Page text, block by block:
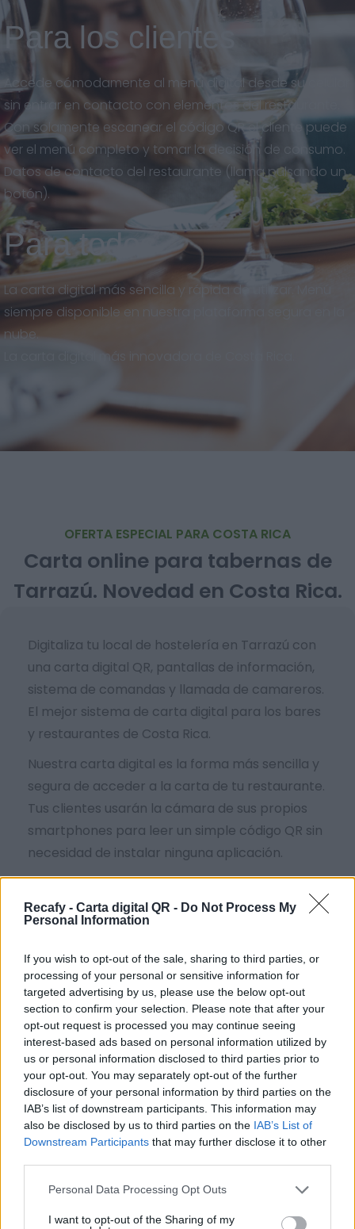
Recafy - Carta digital QR - Do Not Process My
Personal Information
If you wish to opt-out of the sale, sharing to third parties, or
processing of your personal or sensitive information for
targeted advertising by us, please use the below opt-out
section to confirm your selection. Please note that after your
opt-out request is processed you may continue seeing
interest-based ads based on personal information utilized by
us or personal information disclosed to third parties prior to
your opt-out. You may separately opt-out of the further
disclosure of your personal information by third parties on the
IAB’s list of downstream participants. This information may
also be disclosed by us to third parties on the IAB’s List of
Downstream Participants that may further disclose it to other
Please note that this website/app uses one or more Google
not limited to your visit or usage behaviour. You may click to
Personal Data Processing Opt Outs
I want to opt-out of the Sharing of my
Para los clientes
Accede cómodamente al menú digital desde su celular
sin entrar en contacto con elementos del restaurante.
Con solamente escanear el código QR el cliente puede
ver el menú completo y tomar la decisión de consumo.
Datos de contacto del restaurante (llama pulsando un
botón).
Para todos
La carta digital más sencilla y rápida de utilizar. Menú
siempre disponible en nuestra plataforma segura en la
nube.
La carta digital más innovadora de Costa Rica.
OFERTA ESPECIAL PARA COSTA RICA
Carta online para tabernas de
Tarrazú. Novedad en Costa Rica.
Digitaliza tu local de hostelería en Tarrazú con
una carta digital QR, pantallas de información,
sistema de comandas y llamada de camareros.
El mejor sistema de carta digital para los bares
y restaurantes de Costa Rica.
Nuestra carta digital es la forma más sencilla y
segura de acceder a la carta de tu restaurante.
Tus clientes usarán la cámara de sus propios
smartphones para leer un simple código QR sin
necesidad de instalar ninguna aplicación.
Sí estás pensando en digitalizar la carta de tu
restaurante y quieres un sistema dinámico, más
allá de un simple pdf, estás en el sitio correcto.
necesita tu establecimiento.
Por eso hemos diseñado un sistema capaz de
ayudar a tu negocio a adaptarse a las
circunstancias actuales que nuestro país está
viviendo. Contamos con una carta de servicios
que pueden ayudarte a aminorar las cargas de
trabajo en tu negocio o empresa para que
puedas ofrecer a tus clientes la seguridad y el
sector gastronómico de Costa Rica con Recafy.